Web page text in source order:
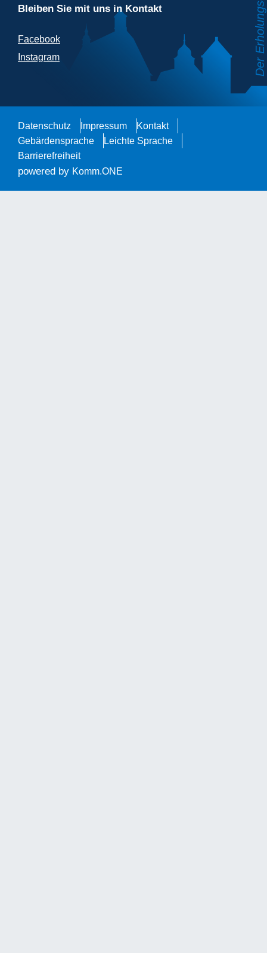
Bleiben Sie mit uns in Kontakt
Facebook
Instagram
Datenschutz Impressum
Kontakt
Gebärdensprache
Leichte Sprache
Barrierefreiheit
powered by Komm.ONE